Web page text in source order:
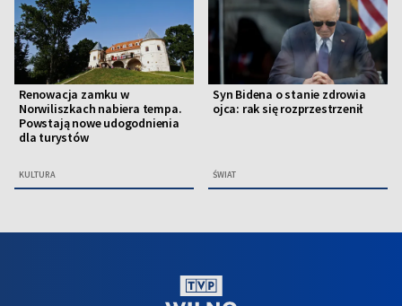
Renowacja zamku w
Norwiliszkach nabiera tempa.
Powstają nowe udogodnienia
dla turystów
KULTURA
Syn Bidena o stanie zdrowia
ojca: rak się rozprzestrzenił
ŚWIAT